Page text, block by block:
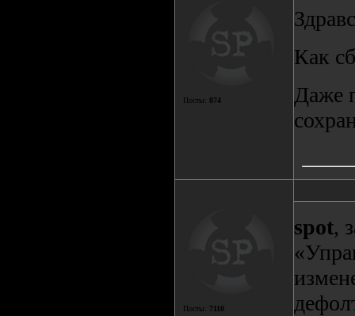
Посты: 874
Как
Даже
Посты: 7110
spot,